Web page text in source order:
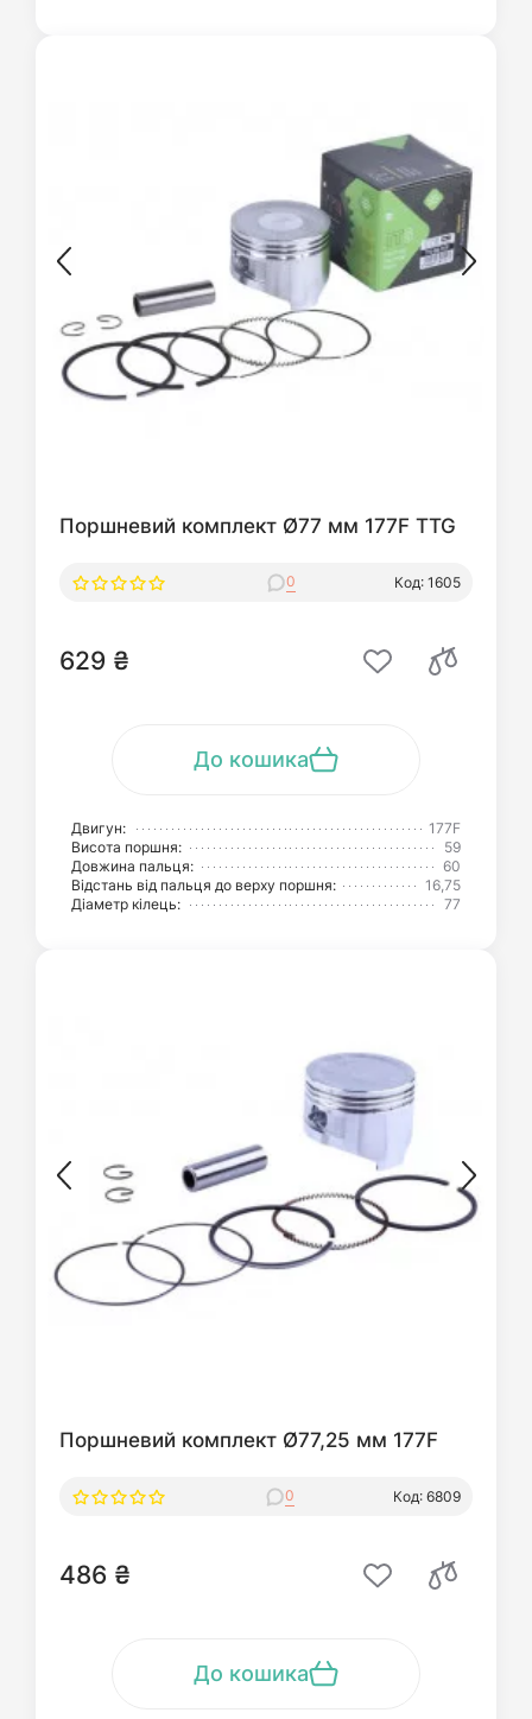
Поршневий комплект Ø77 мм 177F TTG
0 Код: 1605
629 ₴
До кошика
Двигун:
177F
Висота поршня:
59
Довжина пальця:
60
Відстань від пальця до верху поршня:
16,75
Діаметр кілець:
77
Поршневий комплект Ø77,25 мм 177F
0 Код: 6809
486 ₴
До кошика